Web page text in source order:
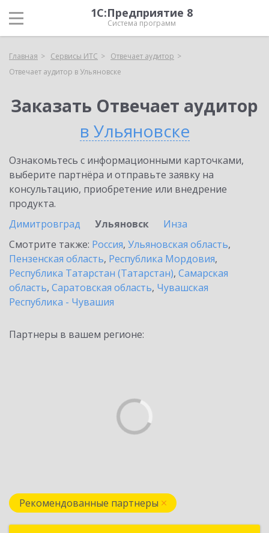
1С:Предприятие 8
Система программ
Главная Сервисы ИТС
Отвечает аудитор
Отвечает аудитор в Ульяновске
Заказать Отвечает аудитор
в Ульяновске
Ознакомьтесь с информационными карточками,
выберите партнёра и отправьте заявку на
консультацию, приобретение или внедрение
продукта.
Димитровград
Ульяновск
Инза
Смотрите также: Россия, Ульяновская область,
Пензенская область, Республика Мордовия,
Республика Татарстан (Татарстан), Самарская
область, Саратовская область, Чувашская
Республика - Чувашия
Партнеры в вашем регионе:
Рекомендованные партнеры